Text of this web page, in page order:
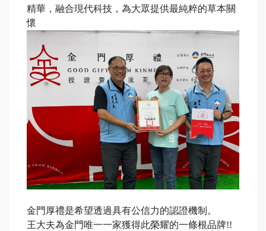
精華，融合現代科技，為大眾提供最純粹的草本關
懷
金門厚禮是希望透過具有公信力的認證機制。
王大夫為金門唯一一家獲得此榮耀的一條根品牌!!